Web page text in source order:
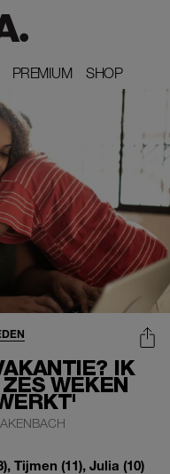
PREMIUM
PREMIUM SHOP
SHOP
IK
WEKEN
Tijmen (11), Julia (10)